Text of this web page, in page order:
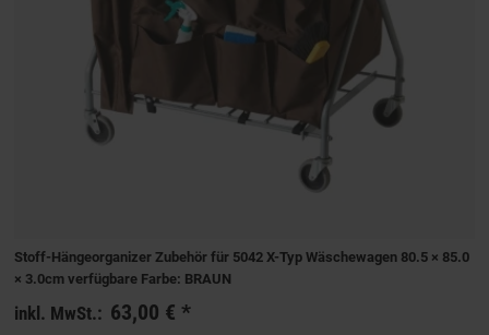
Stoff-Hängeorganizer Zubehör für 5042 X-Typ Wäschewagen 80.5 × 85.0
× 3.0cm verfügbare Farbe: BRAUN
inkl. MwSt.: 63,00 €*